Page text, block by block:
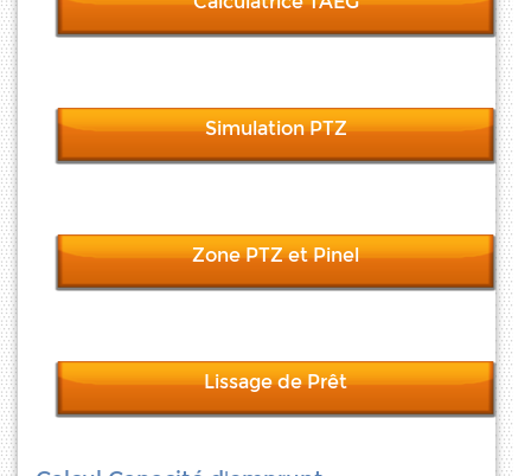
Simulation PTZ
Zone PTZ et Pinel
Lissage de Prêt